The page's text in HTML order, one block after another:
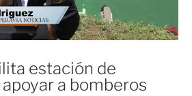
estación de
a bomberos